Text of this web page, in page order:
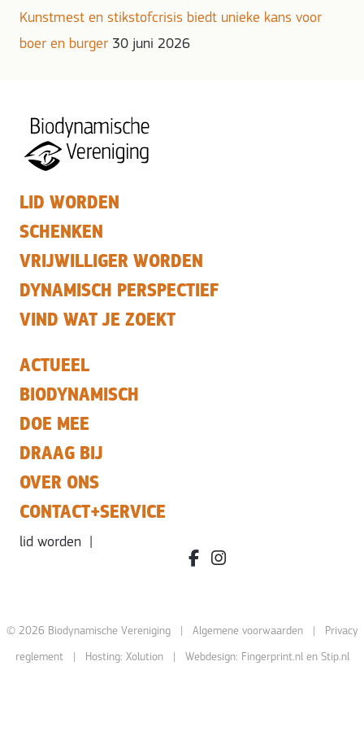
Kunstmest en stikstofcrisis biedt unieke kans voor
boer en burger 30 juni 2026
LID WORDEN
SCHENKEN
VRIJWILLIGER WORDEN
DYNAMISCH PERSPECTIEF
VIND WAT JE ZOEKT
ACTUEEL
BIODYNAMISCH
DOE MEE
DRAAG BIJ
OVER ONS
CONTACT+SERVICE
lid worden
facebook.com/bdvereniging/
instagram.com/
© 2026 Biodynamische Vereniging | Algemene voorwaarden| Privacy
reglement| Hosting: Xolution| Webdesign: Fingerprint.nlen Stip.nl